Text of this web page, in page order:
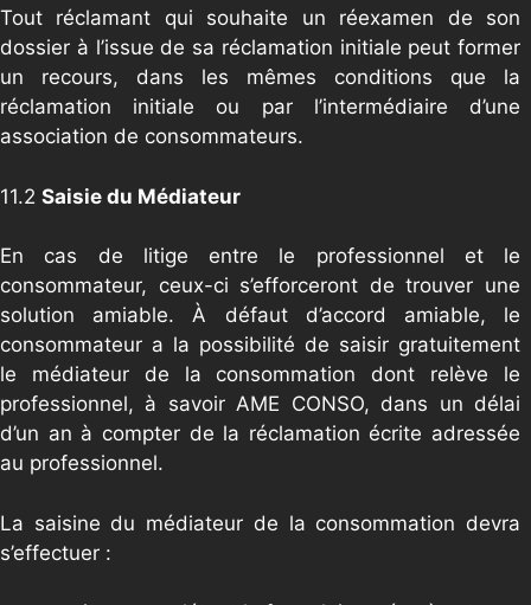
Tout réclamant qui souhaite un réexamen de son
dossier à l’issue de sa réclamation initiale peut former
un recours, dans les mêmes conditions que la
réclamation initiale ou par l’intermédiaire d’une
association de consommateurs.
11.2 Saisie du Médiateur
En cas de litige entre le professionnel et le
consommateur, ceux-ci s’efforceront de trouver une
solution amiable. À défaut d’accord amiable, le
consommateur a la possibilité de saisir gratuitement
le médiateur de la consommation dont relève le
professionnel, à savoir AME CONSO, dans un délai
d’un an à compter de la réclamation écrite adressée
au professionnel.
La saisine du médiateur de la consommation devra
s’effectuer :